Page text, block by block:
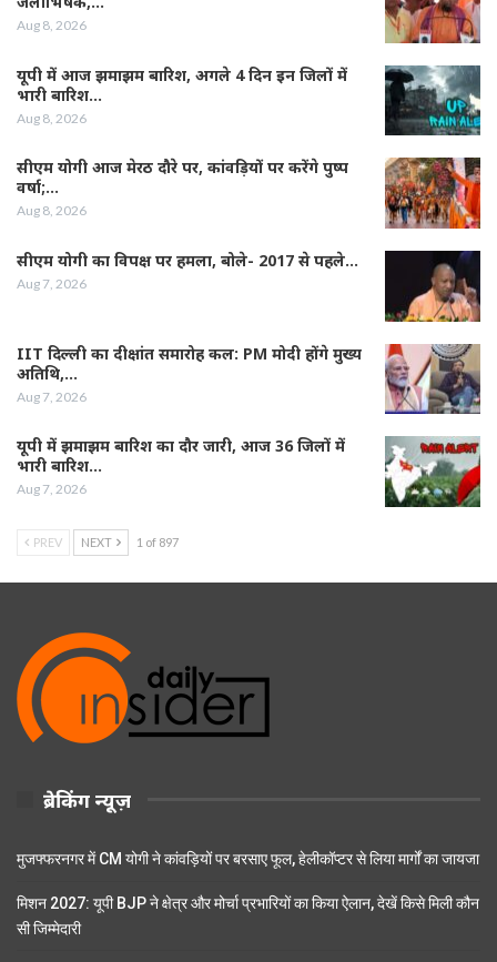
Aug 8, 2026
यूपी में आज झमाझम बारिश, अगले 4 दिन इन जिलों में
भारी बारिश…
Aug 8, 2026
सीएम योगी आज मेरठ दौरे पर, कांवड़ियों पर करेंगे पुष्प
वर्षा;…
Aug 8, 2026
सीएम योगी का विपक्ष पर हमला, बोले- 2017 से पहले…
Aug 7, 2026
IIT दिल्ली का दीक्षांत समारोह कल: PM मोदी होंगे मुख्य
अतिथि,…
Aug 7, 2026
यूपी में झमाझम बारिश का दौर जारी, आज 36 जिलों में
भारी बारिश…
Aug 7, 2026
PREV NEXT 1 of 897
ब्रेकिंग न्यूज़
मुजफ्फरनगर में CM योगी ने कांवड़ियों पर बरसाए फूल, हेलीकॉप्टर से लिया मार्गों का जायजा
मिशन 2027: यूपी BJP ने क्षेत्र और मोर्चा प्रभारियों का किया ऐलान, देखें किसे मिली कौन
सी जिम्मेदारी